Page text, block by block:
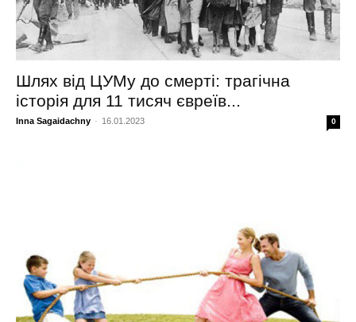
Шлях від ЦУМу до смерті: трагічна
історія для 11 тисяч євреїв...
Inna Sagaidachny - 16.01.2023 0